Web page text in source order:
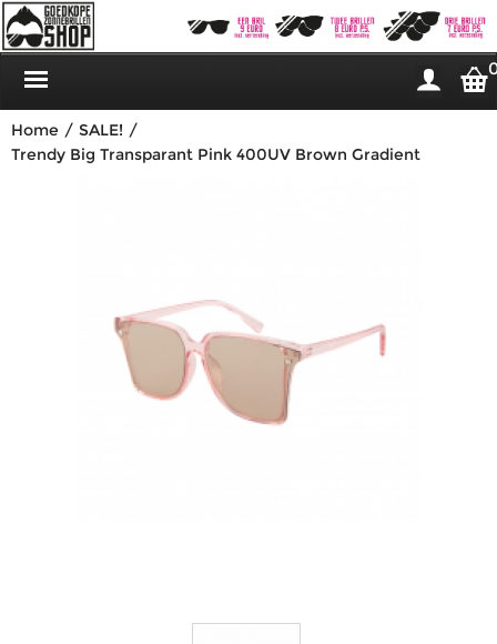
Home / SALE! /
Trendy Big Transparant Pink 400UV Brown Gradient